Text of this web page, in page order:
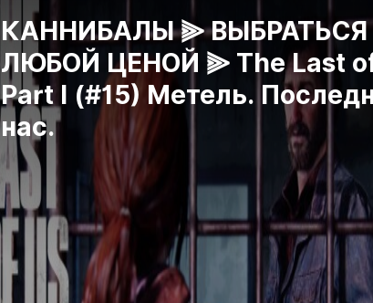
КАННИБАЛЫ ⫸ ВЫБРАТЬСЯ
ЛЮБОЙ ЦЕНОЙ ⫸ The Last
Part I (#15) Метель.
нас.